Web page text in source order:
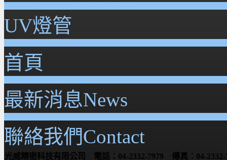
UV燈管
首頁
最新消息News
聯絡我們Contact
光威精密科技有限公司 電話：04-2332-7979 傳真：04-2332-